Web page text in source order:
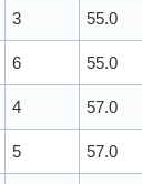
3 55.0
6 55.0
4 57.0
5 57.0